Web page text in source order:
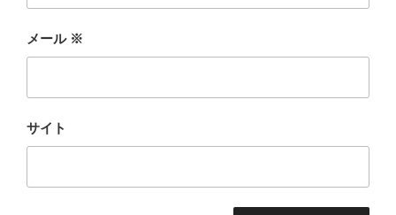
メール ※
サイト